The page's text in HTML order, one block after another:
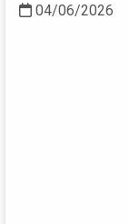
04/06/2026